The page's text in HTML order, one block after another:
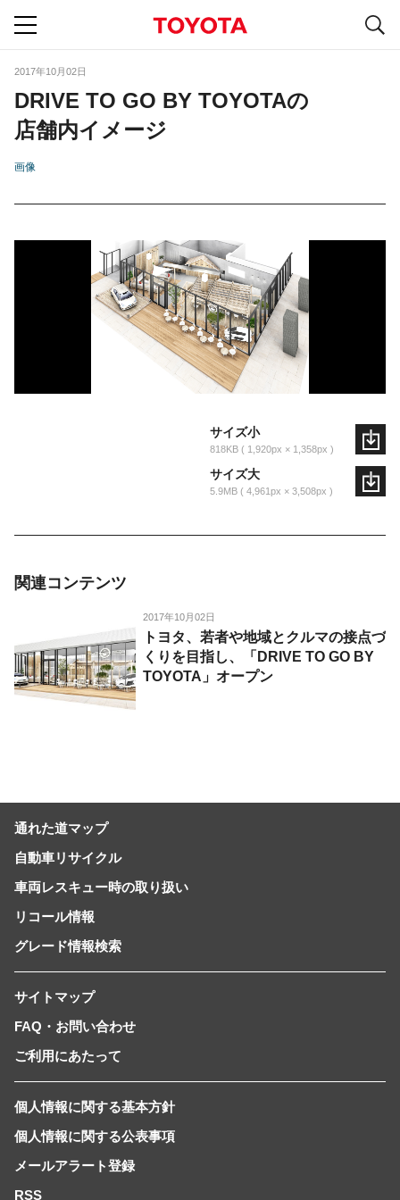
2017年10月02日
DRIVE TO GO BY TOYOTAの
店舗内イメージ
画像
サイズ小
818KB 1,920px × 1,358px
サイズ大
5.9MB 4,961px × 3,508px
関連コンテンツ
2017年10月02日
トヨタ、若者や地域とクルマの接点づ
くりを目指し、「DRIVE TO GO BY
TOYOTA」オープン
通れた道マップ
自動車リサイクル
車両レスキュー時の取り扱い
リコール情報
グレード情報検索
サイトマップ
FAQ・お問い合わせ
ご利用にあたって
個人情報に関する基本方針
個人情報に関する公表事項
メールアラート登録
RSS